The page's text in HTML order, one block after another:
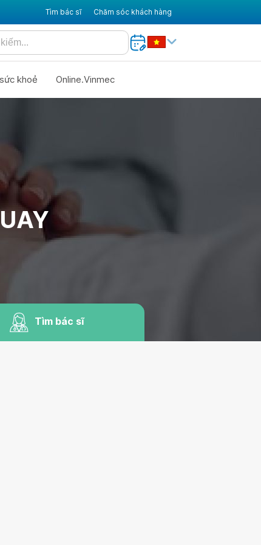
Tìm bác sĩ Chăm sóc khách hàng
khoẻ Online.Vinmec
Tìm bác sĩ